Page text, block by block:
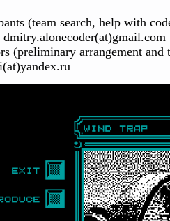
(team search, help with
(preliminary arrangement